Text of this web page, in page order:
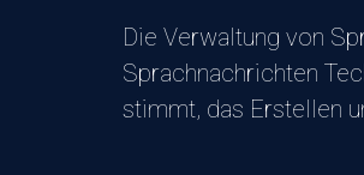
Die Verwaltung von
Sprachnachrichten
stimmt, das Erstellen